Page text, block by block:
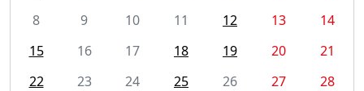
8
9 10 11 12 13
14
15
16 17 18 19 20
21
22
23 24 25 26 27
28